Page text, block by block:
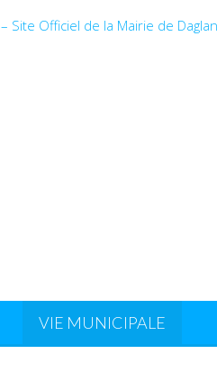
VIE MUNICIPALE